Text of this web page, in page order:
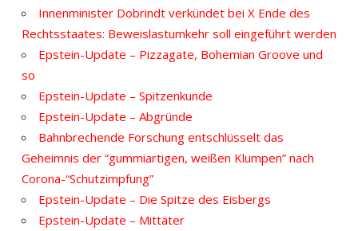
Innenminister Dobrindt verkündet bei X Ende des
Rechtsstaates: Beweislastumkehr soll eingeführt werden
Epstein-Update – Pizzagate, Bohemian Groove und
so
Epstein-Update – Spitzenkunde
Epstein-Update – Abgründe
Bahnbrechende Forschung entschlüsselt das
Geheimnis der “gummiartigen, weißen Klumpen” nach
Corona-“Schutzimpfung”
Epstein-Update – Die Spitze des Eisbergs
Epstein-Update – Mittäter